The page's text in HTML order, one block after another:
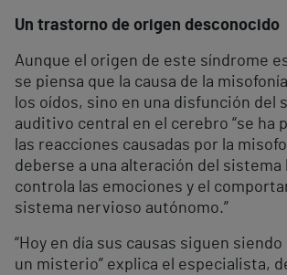
Un trastorno de origen desconocido
Aunque el origen de este síndrome
se piensa que la causa de la
los oídos, sino en una disfunción del
auditivo central en el cerebro “se ha
las reacciones causadas por la
deberse a una alteración del sistema
controla las emociones y el
sistema nervioso autónomo.”
“Hoy en día sus causas siguen
un misterio” explica el especialista,